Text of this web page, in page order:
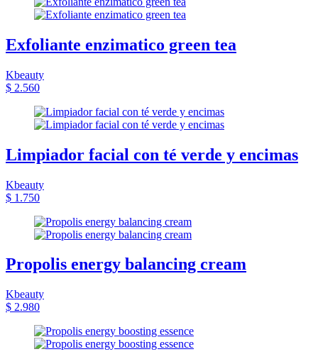
Exfoliante enzimatico green tea
Kbeauty
$ 2.560
Limpiador facial con té verde y encimas
Kbeauty
$ 1.750
Propolis energy balancing cream
Kbeauty
$ 2.980